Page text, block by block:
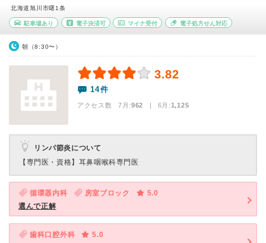
北海道旭川市曙1条
駐車場あり 電子決済可 マイナ受付 電子処方せん対応
朝（8:30〜）
3.82
14件
アクセス数 7月:962 | 6月:1,125
リンパ節炎について
【専門医・資格】 耳鼻咽喉科専門医
循環器内科 房室ブロック
5.0
選んで正解
歯科口腔外科
5.0